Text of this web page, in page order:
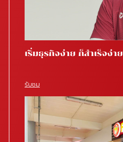
เริ่มธุรกิจง่าย ก็สำเร็จง่าย
รับชม